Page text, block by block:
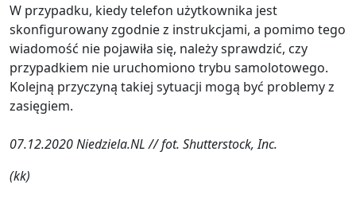
W przypadku, kiedy telefon użytkownika jest
skonfigurowany zgodnie z instrukcjami, a pomimo tego
wiadomość nie pojawiła się, należy sprawdzić, czy
przypadkiem nie uruchomiono trybu samolotowego.
Kolejną przyczyną takiej sytuacji mogą być problemy z
zasięgiem.
07.12.2020 Niedziela.NL // fot. Shutterstock, Inc.
(kk)